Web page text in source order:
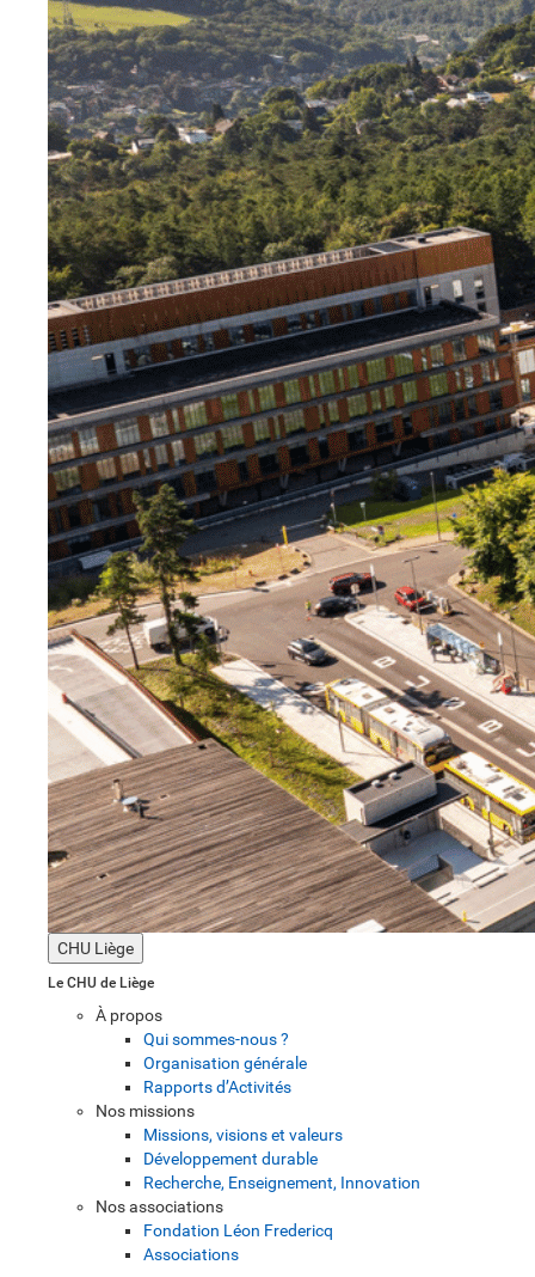
CHU Liège
Le CHU de Liège
À propos
Qui sommes-nous ?
Organisation générale
Rapports d’Activités
Nos missions
Missions, visions et valeurs
Développement durable
Recherche, Enseignement, Innovation
Nos associations
Fondation Léon Fredericq
Associations